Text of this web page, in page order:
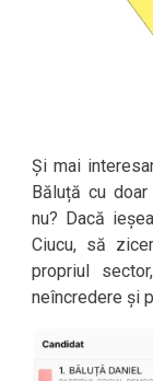
Și mai
Băluță cu
nu? Dacă
Ciucu, să
propriul
neîncredere și